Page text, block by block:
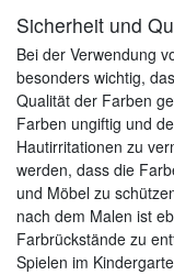
Sicherheit und
Bei der Verwendung
besonders wichtig,
Qualität der Farben
Farben ungiftig und
Hautirritationen zu
werden, dass die
und Möbel zu
nach dem Malen ist
Farbrückstände zu
Spielen im